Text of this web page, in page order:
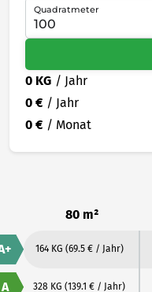
Quadratmeter
0 KG / Jahr
0 € / Jahr
0 € / Monat
80 m²
164 KG (69.5 € / Jahr)
A 328 KG (139.1 € / Jahr)